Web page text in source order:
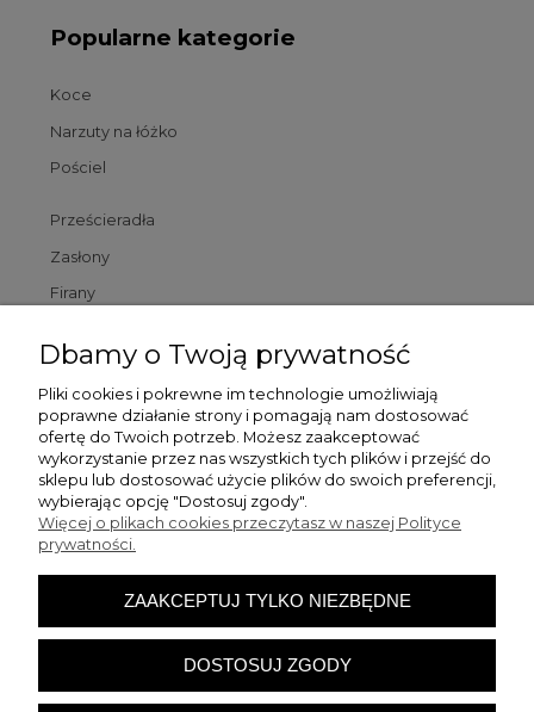
Popularne kategorie
Koce
Narzuty na łóżko
Pościel
Prześcieradła
Zasłony
Firany
Poszewki
Dywaniki łazienkowe
Pomoc
Moje konto
O firmie
Dbamy o Twoją prywatność
Pliki cookies i pokrewne im technologie umożliwiają
poprawne działanie strony i pomagają nam dostosować
ofertę do Twoich potrzeb. Możesz zaakceptować
wykorzystanie przez nas wszystkich tych plików i przejść do
sklepu lub dostosować użycie plików do swoich preferencji,
wybierając opcję "Dostosuj zgody".
Więcej o plikach cookies przeczytasz w naszej Polityce
prywatności.
ZAAKCEPTUJ TYLKO NIEZBĘDNE
DOSTOSUJ ZGODY